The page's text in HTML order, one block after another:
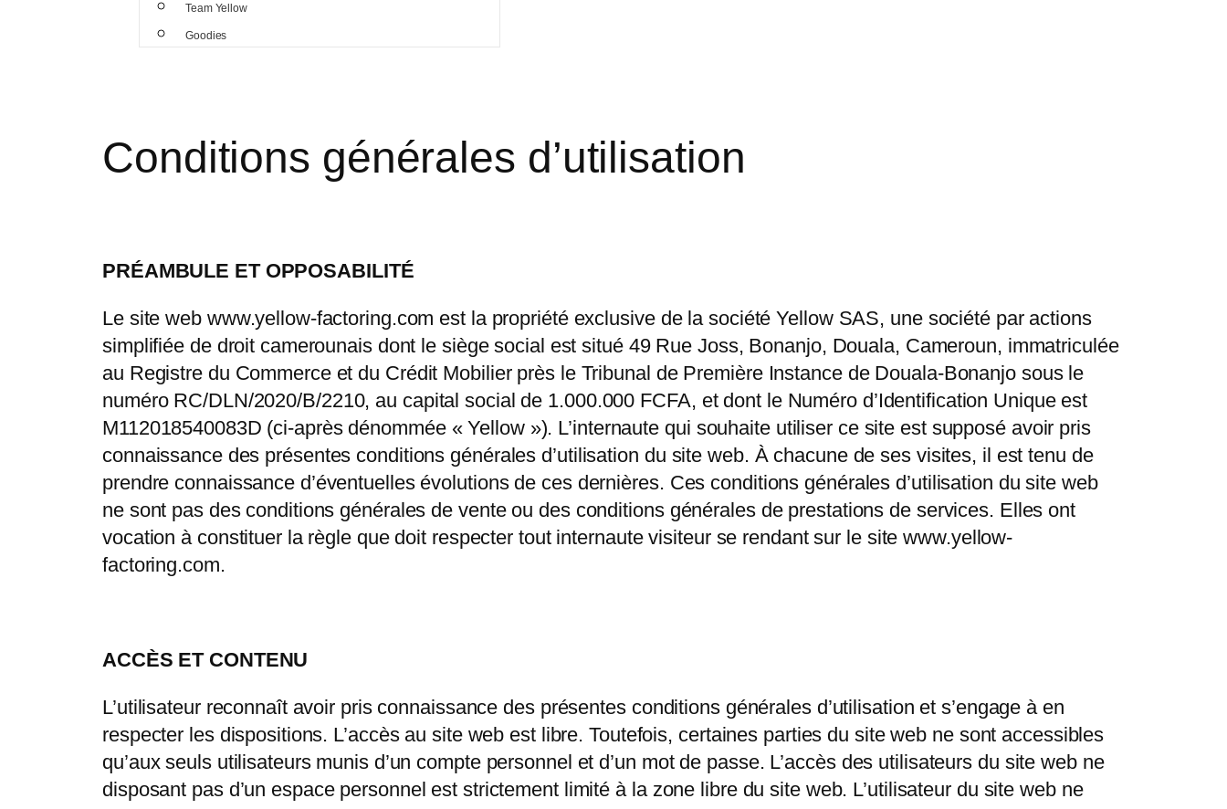
Team Yellow
Goodies
Conditions générales d’utilisation
PRÉAMBULE ET OPPOSABILITÉ
Le site web www.yellow-factoring.com est la propriété exclusive de la société Yellow SAS, une société par actions
simplifiée de droit camerounais dont le siège social est situé 49 Rue Joss, Bonanjo, Douala, Cameroun, immatriculée
au Registre du Commerce et du Crédit Mobilier près le Tribunal de Première Instance de Douala-Bonanjo sous le
numéro RC/DLN/2020/B/2210, au capital social de 1.000.000 FCFA, et dont le Numéro d’Identification Unique est
M112018540083D (ci-après dénommée « Yellow »). L’internaute qui souhaite utiliser ce site est supposé avoir pris
connaissance des présentes conditions générales d’utilisation du site web. À chacune de ses visites, il est tenu de
prendre connaissance d’éventuelles évolutions de ces dernières. Ces conditions générales d’utilisation du site web
ne sont pas des conditions générales de vente ou des conditions générales de prestations de services. Elles ont
vocation à constituer la règle que doit respecter tout internaute visiteur se rendant sur le site www.yellow-
factoring.com.
ACCÈS ET CONTENU
L’utilisateur reconnaît avoir pris connaissance des présentes conditions générales d’utilisation et s’engage à en
respecter les dispositions. L’accès au site web est libre. Toutefois, certaines parties du site web ne sont accessibles
qu’aux seuls utilisateurs munis d’un compte personnel et d’un mot de passe. L’accès des utilisateurs du site web ne
disposant pas d’un espace personnel est strictement limité à la zone libre du site web. L’utilisateur du site web ne